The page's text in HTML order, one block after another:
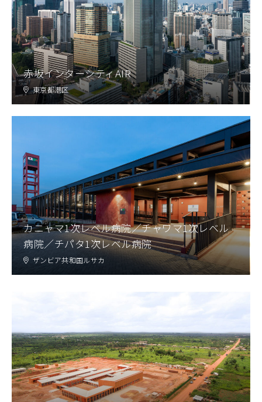
赤坂インターシティAIR
東京都港区
カニャマ1次レベル病院／チャワマ1次レベル
病院／チパタ1次レベル病院
ザンビア共和国ルサカ